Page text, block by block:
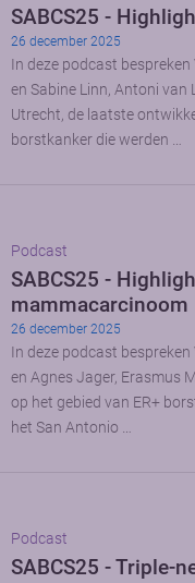
SABCS25 -
26 december 2025
In deze podcast
en Sabine Linn, Antoni van
Utrecht, de laatste
borstkanker die werden …
Podcast
SABCS25 -
mammacarcinoom
26 december 2025
In deze podcast
en Agnes Jager, Erasmus
op het gebied van ER+
het San Antonio …
Podcast
SABCS25 - Triple-